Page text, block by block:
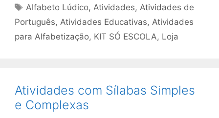
Tags
Alfabeto Lúdico,Atividades,Atividades de
Português, Atividades Educativas, Atividades
para Alfabetização, KIT SÓ ESCOLA, Loja
Atividades com Sílabas Simples
e Complexas